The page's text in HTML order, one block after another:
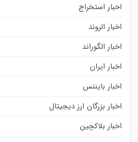
اخبار استخراج
اخبار الروند
اخبار الگوراند
اخبار ایران
اخبار بایننس
اخبار بزرگان ارز دیجیتال
اخبار بلاکچین